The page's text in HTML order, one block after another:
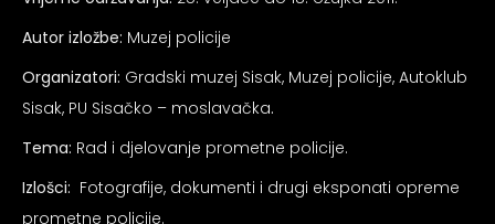
Autor izložbe: Muzej policije
Organizatori: Gradski muzej Sisak, Muzej policije, Autoklub
Sisak, PU Sisačko – moslavačka.
Tema: Rad i djelovanje prometne policije.
Izlošci: Fotografije, dokumenti i drugi eksponati opreme
prometne policije.
vida